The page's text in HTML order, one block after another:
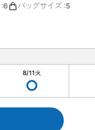
:6 バッグサイズ :5
8/11火